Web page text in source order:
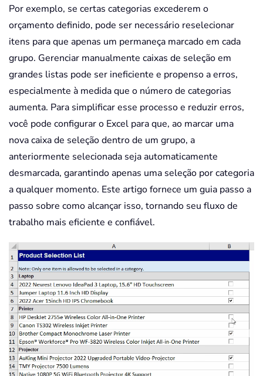
Por exemplo, se certas categorias excederem o
orçamento definido, pode ser necessário reselecionar
itens para que apenas um permaneça marcado em cada
grupo. Gerenciar manualmente caixas de seleção em
grandes listas pode ser ineficiente e propenso a erros,
especialmente à medida que o número de categorias
aumenta. Para simplificar esse processo e reduzir erros,
você pode configurar o Excel para que, ao marcar uma
nova caixa de seleção dentro de um grupo, a
anteriormente selecionada seja automaticamente
desmarcada, garantindo apenas uma seleção por categoria
a qualquer momento. Este artigo fornece um guia passo a
passo sobre como alcançar isso, tornando seu fluxo de
trabalho mais eficiente e confiável.